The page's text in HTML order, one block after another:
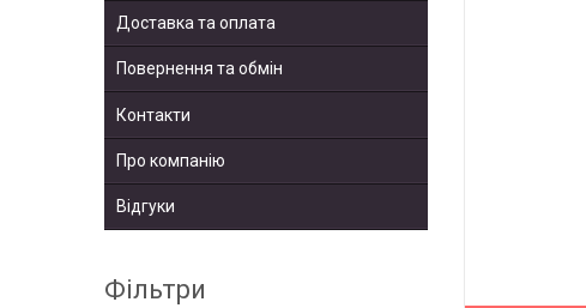
Доставка та оплата
Повернення та обмін
Контакти
Про компанію
Відгуки
Фільтри